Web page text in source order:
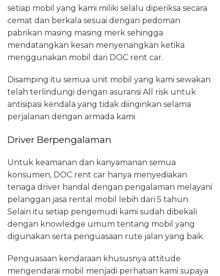
setiap mobil yang kami miliki selalu diperiksa secara
cemat dan berkala sesuai dengan pedoman
pabrikan masing masing merk sehingga
mendatangkan kesan menyenangkan ketika
menggunakan mobil dari DOC rent car.
Disamping itu semua unit mobil yang kami sewakan
telah terlindungi dengan asuransi All risk untuk
antisipasi kendala yang tidak diinginkan selama
perjalanan dengan armada kami.
Driver Berpengalaman
Untuk keamanan dan kanyamanan semua
konsumen, DOC rent car hanya menyediakan
tenaga driver handal dengan pengalaman melayani
pelanggan jasa rental mobil lebih dari 5 tahun.
Selain itu setiap pengemudi kami sudah dibekali
dengan knowledge umum tentang mobil yang
digunakan serta penguasaan rute jalan yang baik.
Penguasaan kendaraan khususnya attitude
mengendarai mobil menjadi perhatian kami supaya